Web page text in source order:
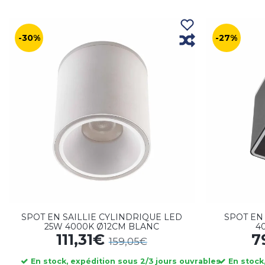
-30%
SPOT EN SAILLIE CYLINDRIQUE LED
25W 4000K Ø12CM BLANC
111,31€159,05€
En stock, expédition sous 2/3 jours ouvrables
-27%
SPOT
En